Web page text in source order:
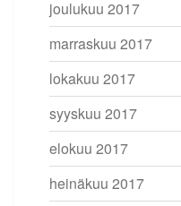
joulukuu 2017
marraskuu 2017
lokakuu 2017
syyskuu 2017
elokuu 2017
heinäkuu 2017